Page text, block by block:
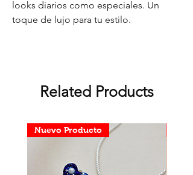
looks diarios como especiales. Un
toque de lujo para tu estilo.
Related Products
Nuevo Producto